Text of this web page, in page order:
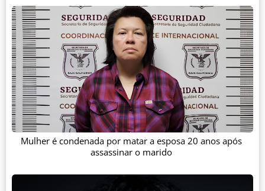
Mulher é condenada por matar a esposa 20 anos após
assassinar o marido